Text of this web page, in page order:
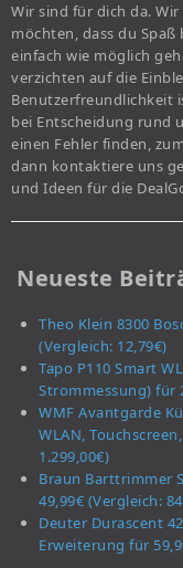
Wir sind für dich da.
möchten, dass du
einfach wie möglich
verzichten auf die
Benutzerfreundlichkeit
bei Entscheidung rund
einen Fehler finden,
dann kontaktiere uns
und Ideen für die
Neueste
Theo Klein 8300
(Vergleich: 12,79€)
Tapo P110 Smart
Strommessung) für
WMF Avantgarde
WLAN,
1.299,00€)
Braun Barttrimmer
49,99€ (Vergleich:
Deuter Durascent
Erweiterung für